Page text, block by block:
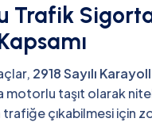
Trafik
2918 Sayılı
motorlu taşıt olarak
trafiğe çıkabilmesi için